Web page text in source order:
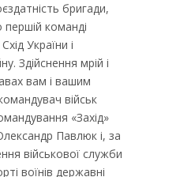
бригади,
першій команді
України і
Здійснення мрій і
вам і вашим
військ
«Захід»
Павлюк і, за
військової служби
воїнів державні